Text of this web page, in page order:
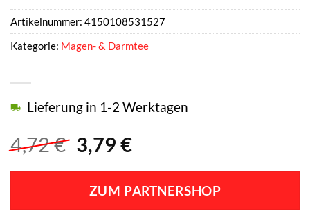
4,72€ Ursprünglicher
war:
4,72 €
3,79 €Aktueller
ist:
3,79 €.
Lieferung in 1-2 Werktagen
ZUM PARTNERSHOP
Artikelnummer: 4150108531527
Kategorie: Magen- & Darmtee